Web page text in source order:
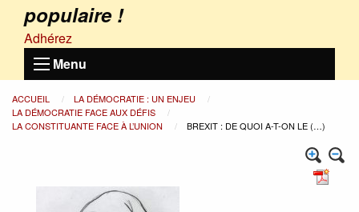
populaire !
Adhérez
Menu
ACCUEIL
LA DÉMOCRATIE : UN ENJEU
LA DÉMOCRATIE FACE AUX DÉFIS
LA CONSTITUANTE FACE À L’UNION
BREXIT : DE QUOI A-T-ON LE (…)